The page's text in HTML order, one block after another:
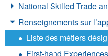
National Skilled Trade
Renseignements sur
Liste des métiers
First-hand Experiences